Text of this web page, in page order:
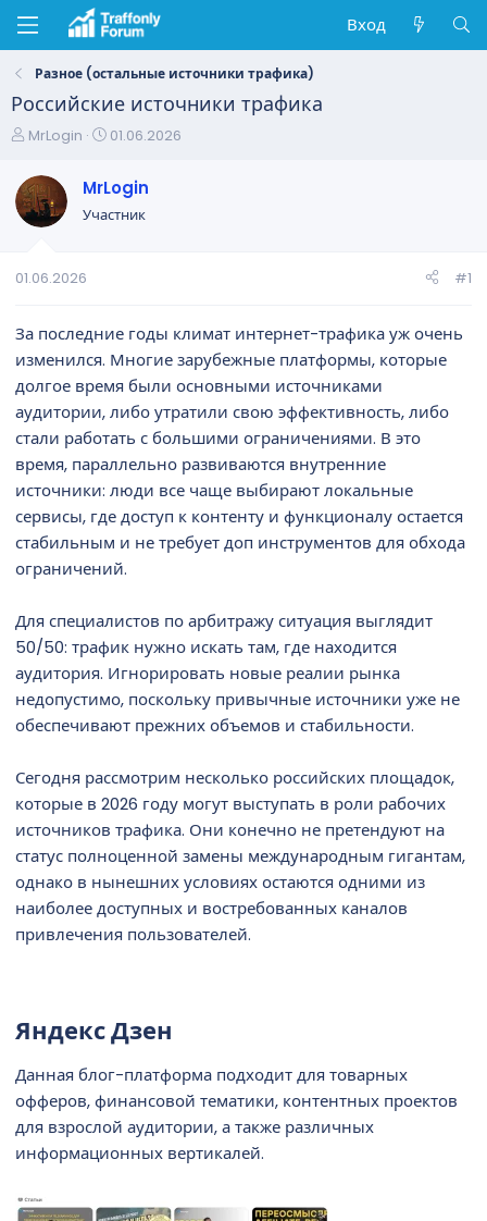
Вход
Разное (остальные источники трафика)
Российские источники трафика
А
т
о
р
м
MrLogin
Д
а
н
а
01.06.2026
MrLogin
Участник
01.06.2026 #1
За последние годы климат интернет-трафика уж очень
изменился. Многие зарубежные платформы, которые
долгое время были основными источниками
аудитории, либо утратили свою эффективность, либо
стали работать с большими ограничениями. В это
время, параллельно развиваются внутренние
источники: люди все чаще выбирают локальные
сервисы, где доступ к контенту и функционалу остается
стабильным и не требует доп инструментов для обхода
ограничений.
Для специалистов по арбитражу ситуация выглядит
50/50: трафик нужно искать там, где находится
аудитория. Игнорировать новые реалии рынка
недопустимо, поскольку привычные источники уже не
обеспечивают прежних объемов и стабильности.
Сегодня рассмотрим несколько российских площадок,
которые в 2026 году могут выступать в роли рабочих
источников трафика. Они конечно не претендуют на
статус полноценной замены международным гигантам,
однако в нынешних условиях остаются одними из
наиболее доступных и востребованных каналов
привлечения пользователей.
Яндекс Дзен​
Данная блог-платформа подходит для товарных
офферов, финансовой тематики, контентных проектов
для взрослой аудитории, а также различных
информационных вертикалей.